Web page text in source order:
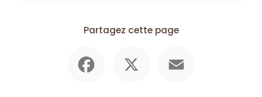
Partagez cette page